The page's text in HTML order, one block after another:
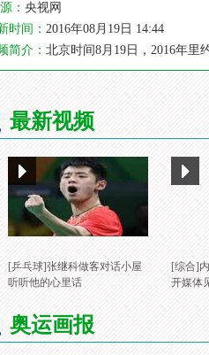
： 央视网
时间： 2016年08月19日 14:44
简介： 北京时间8月19日，2016年
最新视频
[乒乓球]张继科做客对话小屋
听听他的心里话
[综合]
开媒体
奥运画报